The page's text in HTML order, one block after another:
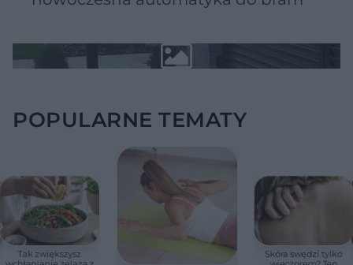
POPULARNE TEMATY
Tak zwiększysz Skóra swędzi tylko